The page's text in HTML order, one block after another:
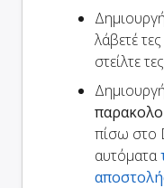
λάβετέ
στείλτε
πίσω στο
αυτόματα